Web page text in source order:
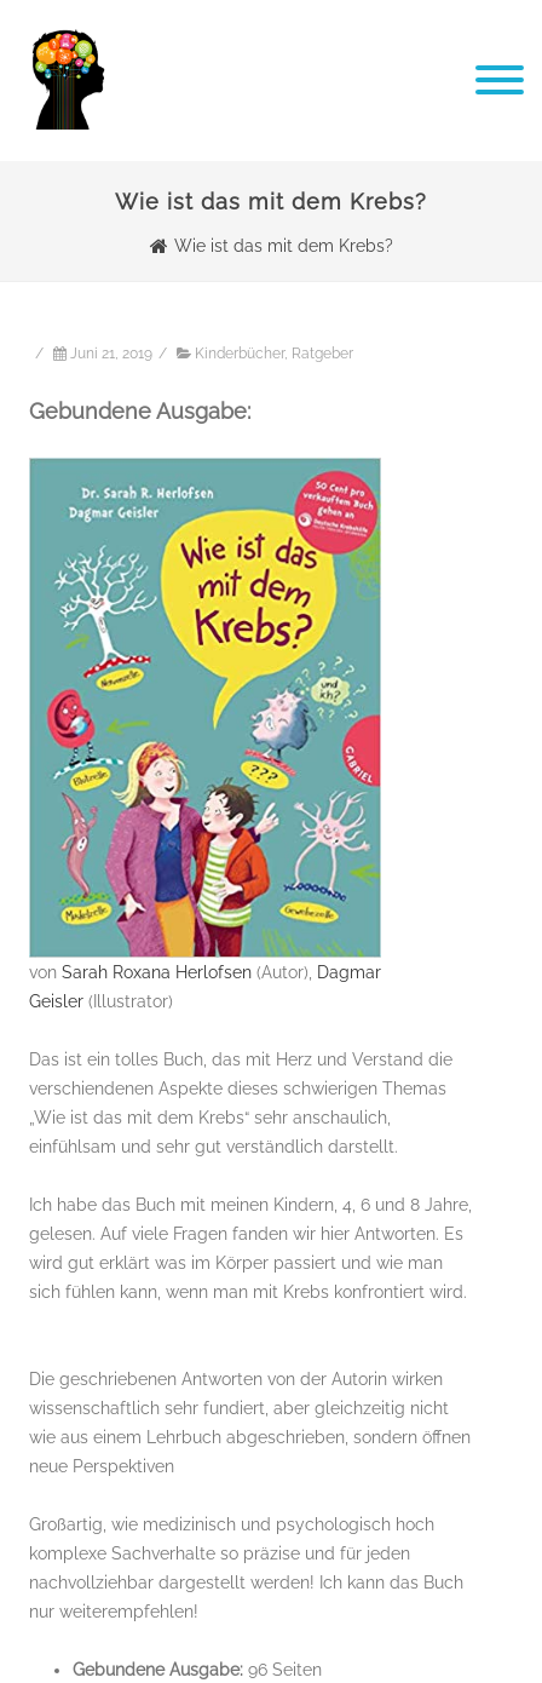
Wie ist das mit dem Krebs?
Wie ist das mit dem Krebs?
/ Juni 21, 2019 / Kinderbücher, Ratgeber
Gebundene Ausgabe:
von Sarah Roxana Herlofsen (Autor), Dagmar
Geisler (Illustrator)
Das ist ein tolles Buch, das mit Herz und Verstand die
verschiendenen Aspekte dieses schwierigen Themas
„Wie ist das mit dem Krebs“ sehr anschaulich,
einfühlsam und sehr gut verständlich darstellt.
Ich habe das Buch mit meinen Kindern, 4, 6 und 8 Jahre,
gelesen. Auf viele Fragen fanden wir hier Antworten. Es
wird gut erklärt was im Körper passiert und wie man
sich fühlen kann, wenn man mit Krebs konfrontiert wird.
Die geschriebenen Antworten von der Autorin wirken
wissenschaftlich sehr fundiert, aber gleichzeitig nicht
wie aus einem Lehrbuch abgeschrieben, sondern öffnen
neue Perspektiven
Großartig, wie medizinisch und psychologisch hoch
komplexe Sachverhalte so präzise und für jeden
nachvollziehbar dargestellt werden! Ich kann das Buch
nur weiterempfehlen!
Gebundene Ausgabe: 96 Seiten